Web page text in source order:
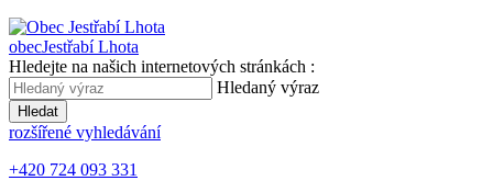
obecJestřabí Lhota
Hledejte na našich internetových stránkách :
Hledaný výraz
Hledat
rozšířené vyhledávání
+420 724 093 331